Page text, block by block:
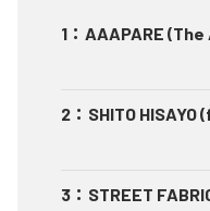
1 ： AAAPARE
2 ： SHITO
3 ： STREET